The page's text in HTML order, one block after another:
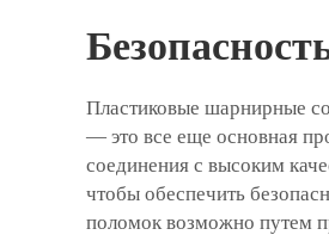
Пластиковые шарнирные
— это все еще основная
соединения с высоким
чтобы обеспечить
поломок возможно путем